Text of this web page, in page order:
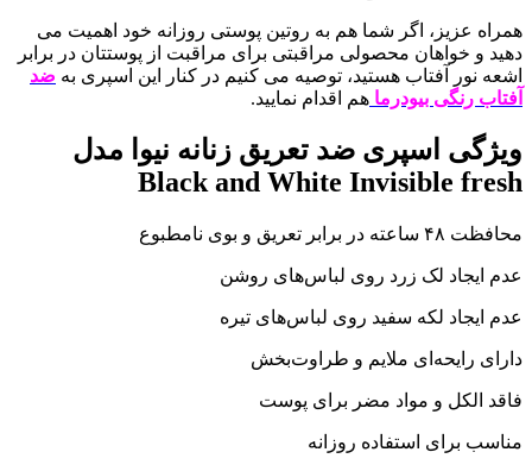
همراه عزیز، اگر شما هم به روتین پوستی روزانه خود اهمیت می
دهید و خواهان محصولی مراقبتی برای مراقبت از پوستتان در برابر
اشعه نور آفتاب هستید، توصیه می کنیم در کنار این اسپری به ضد
آفتاب رنگی بیودرما هم اقدام نمایید.
ویژگی اسپری ضد تعریق زنانه نیوا مدل
Black and White Invisible fresh
محافظت ۴۸ ساعته در برابر تعریق و بوی نامطبوع
عدم ایجاد لک زرد روی لباس‌های روشن
عدم ایجاد لکه سفید روی لباس‌های تیره
دارای رایحه‌ای ملایم و طراوت‌بخش
فاقد الکل و مواد مضر برای پوست
مناسب برای استفاده روزانه